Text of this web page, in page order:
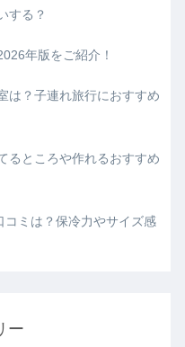
する？
年版をご紹介！
は？子連れ旅行におすすめ
るところや作れるおすすめ
ミは？保冷力やサイズ感
ー